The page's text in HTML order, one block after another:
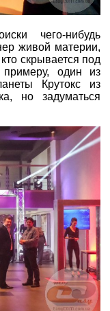
чего-нибудь
живой материи,
скрывается под
примеру, один из
Крутокс из
но задуматься